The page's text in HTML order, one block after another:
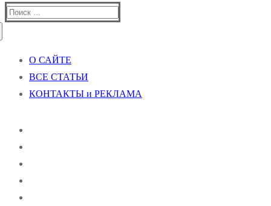
Найти:
О САЙТЕ
ВСЕ СТАТЬИ
КОНТАКТЫ и РЕКЛАМА